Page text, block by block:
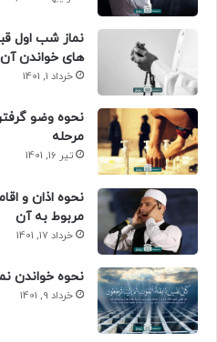
نماز شب اول
های خواندن آن
خرداد 1, 1401
نحوه وضو
مرحله
تیر 16, 1401
نحوه اذان و
مربوط به آن
خرداد 17, 1401
نحوه خواندن
خرداد 9, 1401